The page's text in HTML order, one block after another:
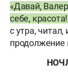
«Давай,
себе,
с утра,
продолжение